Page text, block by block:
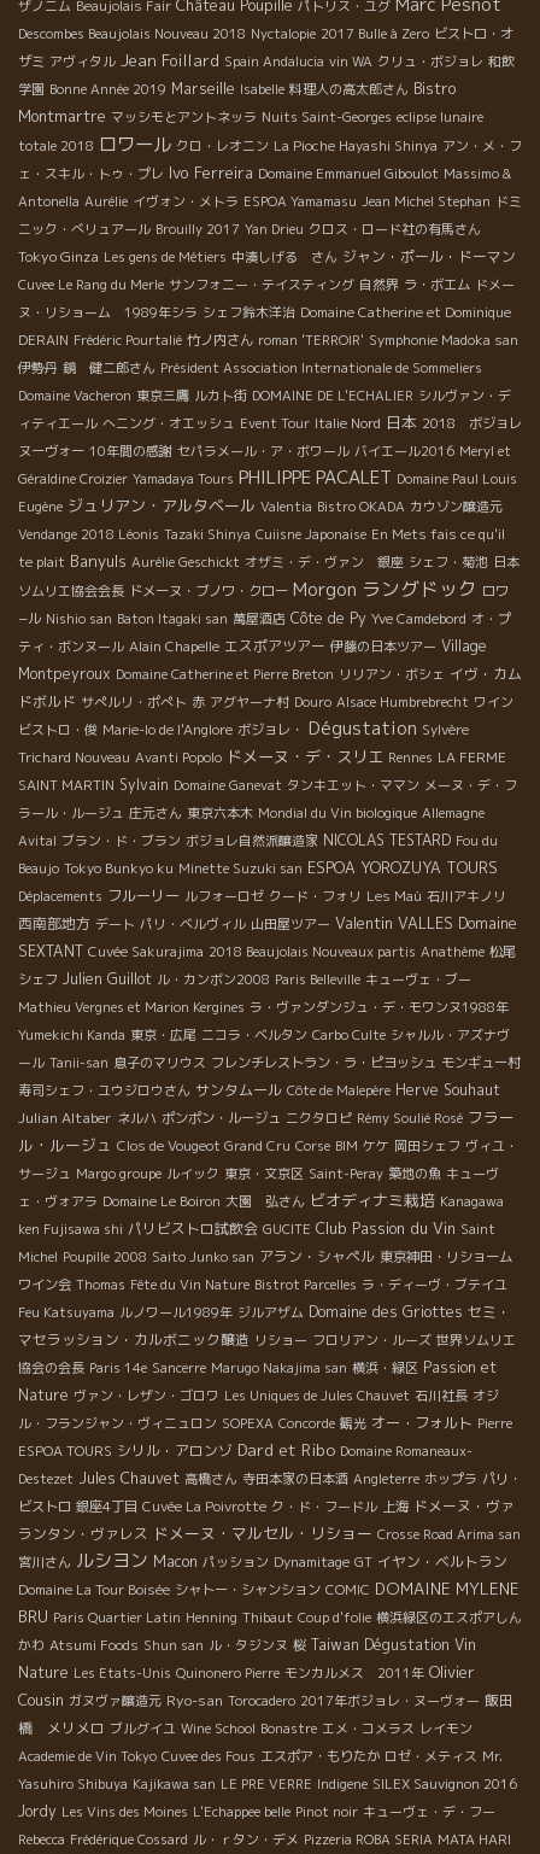
ザノニム Beaujolais Fair Château Poupille パトリス・ユグ
Descombes Beaujolais Nouveau 2018 Nyctalopie 2017 Bulle à Zero ビストロ・オ
ザミ アヴィタル Jean Foillard Spain Andalucia vin WA クリュ・ボジョレ 和飲
学園 Bonne Année 2019 Marseille Isabelle 料理人の高太郎さん Bistro
Montmartre マッシモとアントネッラ Nuits Saint-Georges eclipse lunaire
totale 2018 ロワール クロ・レオニン La Pioche Hayashi Shinya アン・メ・フ
ェ・スキル・トゥ・プレ Ivo Ferreira Domaine Emmanuel Giboulot Massimo &
Antonella Aurélie イヴォン・メトラ ESPOA Yamamasu Jean Michel Stephan ドミ
ニック・べリュアール Brouilly 2017 Yan Drieu クロス・ロード社の有馬さん
Tokyo Ginza Les gens de Métiers 中湊しげる さん ジャン・ポール・ドーマン
Cuvee Le Rang du Merle サンフォニー・テイスティング 自然界 ラ・ボエム ドメー
ヌ・リショーム 1989年シラ シェフ鈴木洋治 Domaine Catherine et Dominique
DERAIN Frédéric Pourtalié 竹ノ内さん roman 'TERROIR' Symphonie Madoka san
伊勢丹 鏡 健二郎さん Président Association Internationale de Sommeliers
Domaine Vacheron 東京三鷹 ルカト街 DOMAINE DE L'ECHALIER シルヴァン・デ
ィティエール へニング・オエッシュ Event Tour Italie Nord 日本 2018 ボジョレ
ヌーヴォー 10年間の感謝 セパラメール・ア・ボワール バイエール2016 Meryl et
Géraldine Croizier Yamadaya Tours PHILIPPE PACALET Domaine Paul Louis
Eugène ジュリアン・アルタベール Valentia Bistro OKADA カウゾン醸造元
Vendange 2018 Léonis Tazaki Shinya Cuiisne Japonaise En Mets fais ce qu'il
te plait Banyuls Aurélie Geschickt オザミ・デ・ヴァン 銀座 シェフ・菊池 日本
ソムリエ協会会長 ドメーヌ・ブノワ・クロー Morgon ラングドック ロワ
−ル Nishio san Baton Itagaki san 萬屋酒店 Côte de Py Yve Camdebord オ・プ
ティ・ボンヌール Alain Chapelle エスポアツアー 伊藤の日本ツアー Village
Montpeyroux Domaine Catherine et Pierre Breton リリアン・ボシェ イヴ・カム
ドボルド サぺルリ・ポぺト 赤 アグヤーナ村 Douro Alsace Humbrebrecht ワイン
ビストロ・俊 Marie-lo de l'Anglore ボジョレ・ Dégustation Sylvère
Trichard Nouveau Avanti Popolo ドメーヌ・デ・スリエ Rennes LA FERME
SAINT MARTIN Sylvain Domaine Ganevat タンキエット・ママン メーヌ・デ・フ
ラール・ルージュ 庄元さん 東京六本木 Mondial du Vin biologique Allemagne
Avital ブラン・ド・ブラン ボジョレ自然派醸造家 NICOLAS TESTARD Fou du
Beaujo Tokyo Bunkyo ku Minette Suzuki san ESPOA YOROZUYA TOURS
Déplacements フルーリー ルフォーロゼ クード・フォリ Les Maù 石川アキノリ
西南部地方 デート パリ・ベルヴィル 山田屋ツアー Valentin VALLES Domaine
SEXTANT Cuvée Sakurajima 2018 Beaujolais Nouveaux partis Anathème 松尾
シェフ Julien Guillot ル・カンボン2008 Paris Belleville キューヴェ・ブー
Mathieu Vergnes et Marion Kergines ラ・ヴァンダンジュ・デ・モワンヌ1988年
Yumekichi Kanda 東京・広尾 ニコラ・ベルタン Carbo Culte シャルル・アズナヴ
ール Tanii-san 息子のマリウス フレンチレストラン・ラ・ピヨッシュ モンギュー村
寿司シェフ・ユウジロウさん サンタムール Côte de Malepère Herve Souhaut
Julian Altaber ネルハ ポンポン・ルージュ ニクタロピ Rémy Soulié Rosé フラー
ル・ルージュ Clos de Vougeot Grand Cru Corse BIM ケケ 岡田シェフ ヴィユ・
サージュ Margo groupe ルイック 東京・文京区 Saint-Peray 築地の魚 キューヴ
ェ・ヴォアラ Domaine Le Boiron 大園 弘さん ビオディナミ栽培 Kanagawa
ken Fujisawa shi パリビストロ試飲会 GUCITE Club Passion du Vin Saint
Michel Poupille 2008 Saito Junko san アラン・シャペル 東京神田・リショーム
ワイン会 Thomas Fête du Vin Nature Bistrot Parcelles ラ・ディーヴ・ブテイユ
Feu Katsuyama ルノワール1989年 ジルアザム Domaine des Griottes セミ・
マセラッション・カルボニック醸造 リショー フロリアン・ルーズ 世界ソムリエ
協会の会長 Paris 14e Sancerre Marugo Nakajima san 横浜・緑区 Passion et
Nature ヴァン・レザン・ゴロワ Les Uniques de Jules Chauvet 石川社長 オジ
ル・フランジャン・ヴィニュロン SOPEXA Concorde 観光 オー・フォルト Pierre
ESPOA TOURS シリル・アロンゾ Dard et Ribo Domaine Romaneaux-
Destezet Jules Chauvet 高橋さん 寺田本家の日本酒 Angleterre ホップラ パリ・
ビストロ 銀座4丁目 Cuvée La Poivrotte ク・ド・フードル 上海 ドメーヌ・ヴァ
ランタン・ヴァレス ドメーヌ・マルセル・リショー Crosse Road Arima san
宮川さん ルシヨン Macon パッション Dynamitage GT イヤン・ベルトラン
Domaine La Tour Boisée シャトー・シャンション COMIC DOMAINE MYLENE
BRU Paris Quartier Latin Henning Thibaut Coup d'folie 横浜緑区のエスポアしん
かわ Atsumi Foods Shun san ル・タジンヌ 桜 Taiwan Dégustation Vin
Nature Les Etats-Unis Quinonero Pierre モンカルメス 2011年 Olivier
Cousin ガヌヴァ醸造元 Ryo-san Torocadero 2017年ボジョレ・ヌーヴォー 飯田
橋 メリメロ ブルグイユ Wine School Bonastre エメ・コメラス レイモン
Academie de Vin Tokyo Cuvee des Fous エスポア・もりたか ロゼ・メティス Mr.
Yasuhiro Shibuya Kajikawa san LE PRE VERRE Indigene SILEX Sauvignon 2016
Jordy Les Vins des Moines L'Echappee belle Pinot noir キューヴェ・デ・フー
Rebecca Frédérique Cossard ル・ｒタン・デメ Pizzeria ROBA SERIA MATA HARI